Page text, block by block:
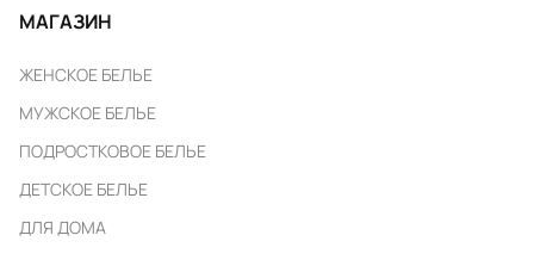
МАГАЗИН
ЖЕНСКОЕ БЕЛЬЕ
МУЖСКОЕ БЕЛЬЕ
ПОДРОСТКОВОЕ БЕЛЬЕ
ДЕТСКОЕ БЕЛЬЕ
ДЛЯ ДОМА